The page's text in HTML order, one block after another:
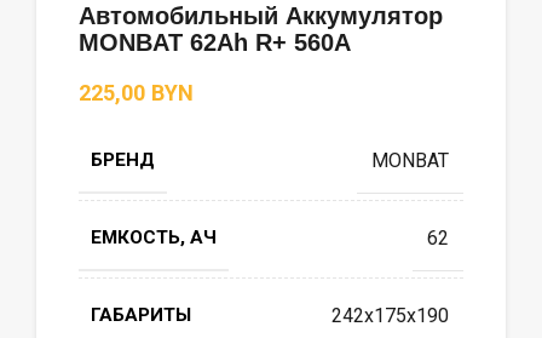
Автомобильный Аккумулятор
MONBAT 62Ah R+ 560A
BYN
БРЕНД MONBAT
ЕМКОСТЬ, АЧ 62
ГАБАРИТЫ 242x175x190